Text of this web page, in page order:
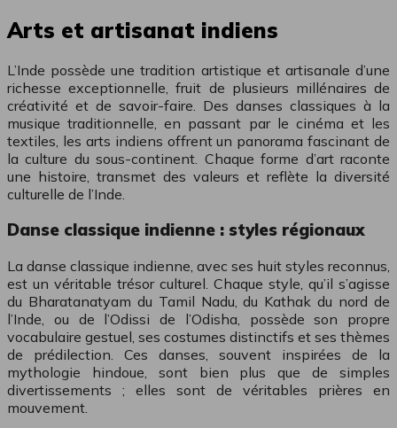
Arts et artisanat indiens
L’Inde possède une tradition artistique et artisanale d’une
richesse exceptionnelle, fruit de plusieurs millénaires de
créativité et de savoir-faire. Des danses classiques à la
musique traditionnelle, en passant par le cinéma et les
textiles, les arts indiens offrent un panorama fascinant de
la culture du sous-continent. Chaque forme d’art raconte
une histoire, transmet des valeurs et reflète la diversité
culturelle de l’Inde.
Danse classique indienne : styles régionaux
La danse classique indienne, avec ses huit styles reconnus,
est un véritable trésor culturel. Chaque style, qu’il s’agisse
du Bharatanatyam du Tamil Nadu, du Kathak du nord de
l’Inde, ou de l’Odissi de l’Odisha, possède son propre
vocabulaire gestuel, ses costumes distinctifs et ses thèmes
de prédilection. Ces danses, souvent inspirées de la
mythologie hindoue, sont bien plus que de simples
divertissements ; elles sont de véritables prières en
mouvement.